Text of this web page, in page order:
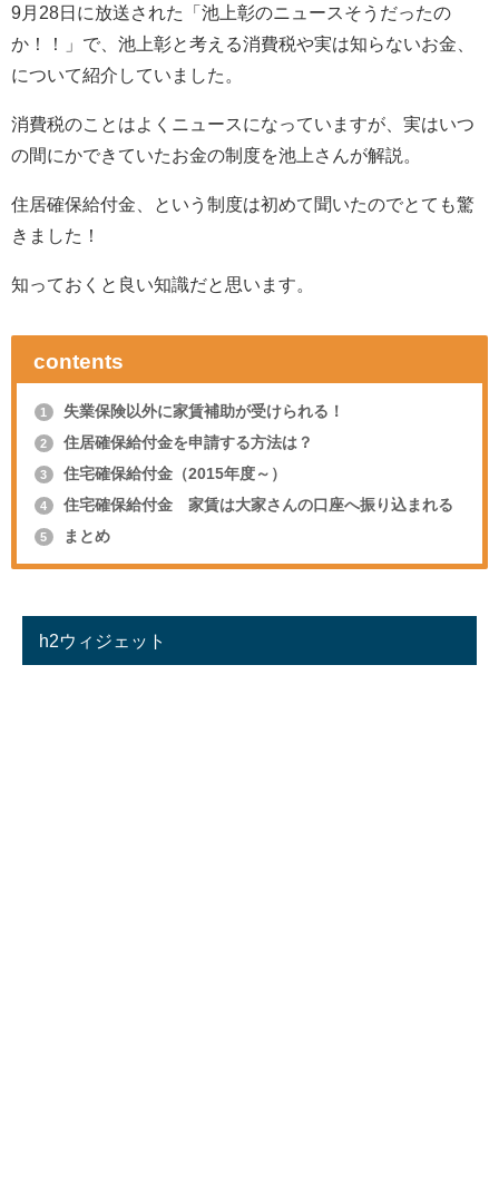
9月28日に放送された「池上彰のニュースそうだったの
か！！」で、池上彰と考える消費税や実は知らないお金、
について紹介していました。
消費税のことはよくニュースになっていますが、実はいつ
の間にかできていたお金の制度を池上さんが解説。
住居確保給付金、という制度は初めて聞いたのでとても驚
きました！
知っておくと良い知識だと思います。
contents
1 失業保険以外に家賃補助が受けられる！
2 住居確保給付金を申請する方法は？
3 住宅確保給付金（2015年度～）
4 住宅確保給付金 家賃は大家さんの口座へ振り込まれる
5 まとめ
h2ウィジェット